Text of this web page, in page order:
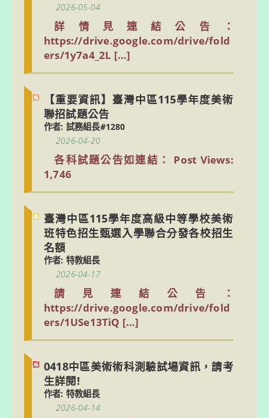
2026-05-04
詳情見連結公告：
https://drive.google.com/drive/fold
ers/1y7a4_2L […]
【重要資訊】臺灣中區115學年度美術
聯招試題公告
作者: 試務組長#1280
2026-04-20
各科試題公告如連結： Post Views:
1,746
臺灣中區115學年度高級中等學校美術
班特色招生甄選入學聯合分發各校招生
名額
作者: 特教組長
2026-04-17
請見連結公告：
https://drive.google.com/drive/fold
ers/1USe13TiQ […]
0418中區美術術科測驗試場資訊，請考
生詳閱!
作者: 特教組長
2026-04-14